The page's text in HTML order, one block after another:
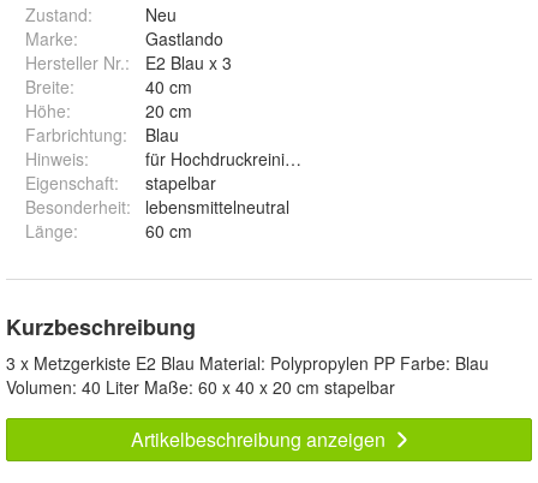
Zustand:
Neu
Marke:
Gastlando
Hersteller Nr.:
E2 Blau x 3
Breite:
40 cm
Höhe:
20 cm
Farbrichtung:
Blau
Hinweis:
für Hochdruckreinigung geeignet
Eigenschaft:
stapelbar
Besonderheit:
lebensmittelneutral
Länge: 60 cm
Kurzbeschreibung
3 x Metzgerkiste E2 Blau Material: Polypropylen PP Farbe: Blau
Volumen: 40 Liter Maße: 60 x 40 x 20 cm stapelbar
Artikelbeschreibung anzeigen